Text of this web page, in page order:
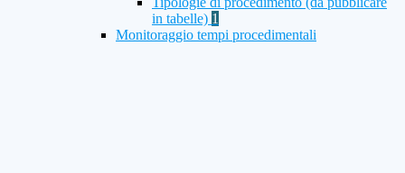
in tabelle) 1
Monitoraggio tempi procedimentali